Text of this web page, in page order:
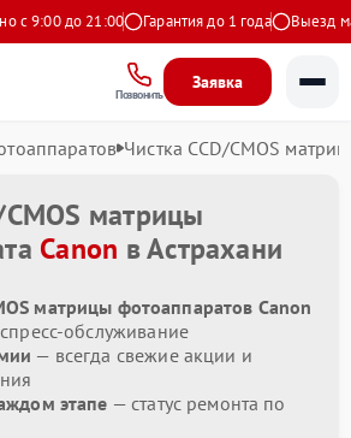
9:00 до 21:00 Гарантия до 1 года Выезд
Позвонить
Заявка
Чистка CCD/CMOS
CMOS матрицы
Canon в Астрахани
матрицы фотоаппаратов Canon
обслуживание
— всегда свежие акции и
этапе — статус ремонта по